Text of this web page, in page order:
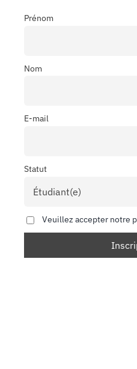
Prénom
Nom
E-mail
Statut
Veuillez accepter notre